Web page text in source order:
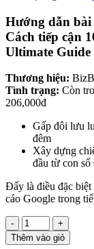
Hướng dẫn bài
Cách tiếp cận
Ultimate Guide
Thương hiệu:
Tình trạng: Còn
206,000đ
Gấp đôi lưu
đêm
Xây dựng
đầu từ con số
Đấy là điều đặc biệt
cáo Google trong
-
+
Thêm vào giỏ